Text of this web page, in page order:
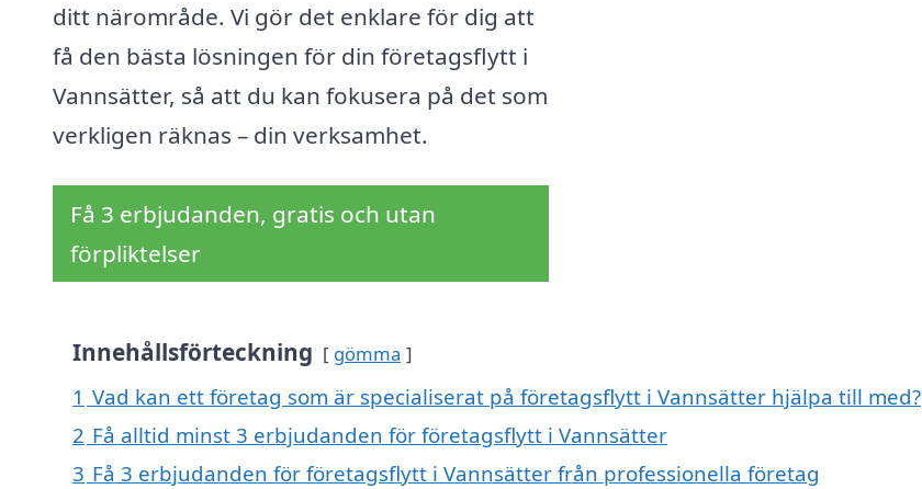
ditt närområde. Vi gör det enklare för dig att
få den bästa lösningen för din företagsflytt i
Vannsätter, så att du kan fokusera på det som
verkligen räknas – din verksamhet.
Få 3 erbjudanden, gratis och utan
förpliktelser
Innehållsförteckning gömma
1 Vad kan ett företag som är specialiserat på företagsflytt i Vannsätter hjälpa till med?
2 Få alltid minst 3 erbjudanden för företagsflytt i Vannsätter
3 Få 3 erbjudanden för företagsflytt i Vannsätter från professionella företag